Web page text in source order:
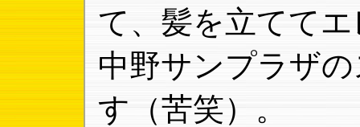
て、髪を立てて
中野サンプラザ
す（苦笑）。